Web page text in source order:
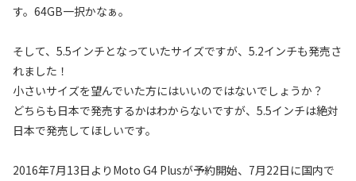
す。64GB一択かなぁ。
そして、5.5インチとなっていたサイズですが、5.2インチも発売さ
れました！
小さいサイズを望んでいた方にはいいのではないでしょうか？
どちらも日本で発売するかはわからないですが、5.5インチは絶対
日本で発売してほしいです。
2016年7月13日よりMoto G4 Plusが予約開始、7月22日に国内で